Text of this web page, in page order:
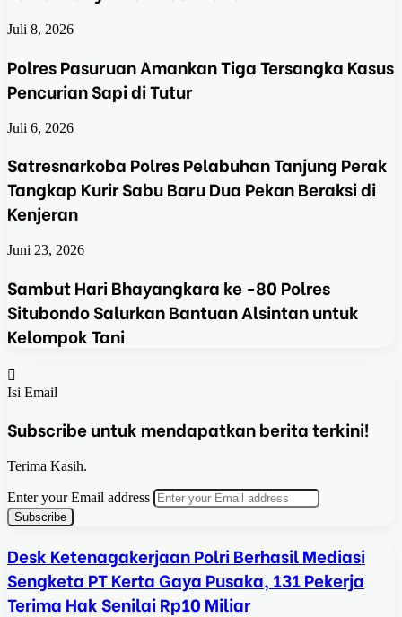
Juli 8, 2026
Polres Pasuruan Amankan Tiga Tersangka Kasus
Pencurian Sapi di Tutur
Juli 6, 2026
Satresnarkoba Polres Pelabuhan Tanjung Perak
Tangkap Kurir Sabu Baru Dua Pekan Beraksi di
Kenjeran
Juni 23, 2026
Sambut Hari Bhayangkara ke -80 Polres
Situbondo Salurkan Bantuan Alsintan untuk
Kelompok Tani
Isi Email
Subscribe untuk mendapatkan berita terkini!
Terima Kasih.
Enter your Email address
Desk Ketenagakerjaan Polri Berhasil Mediasi
Sengketa PT Kerta Gaya Pusaka, 131 Pekerja
Terima Hak Senilai Rp10 Miliar